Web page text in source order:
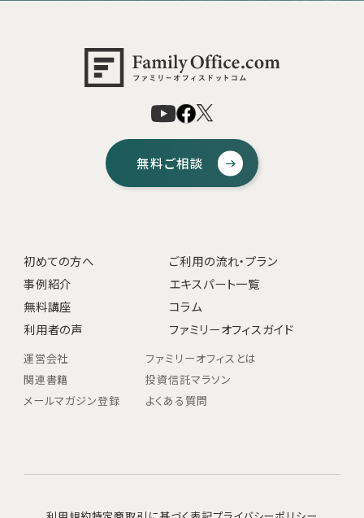
無料ご相談
初めての方へ
ご利用の流れ・プラン
事例紹介
エキスパート一覧
無料講座
コラム
利用者の声
ファミリーオフィスガイド
運営会社
ファミリーオフィスとは
関連書籍
投資信託マラソン
メールマガジン登録
よくある質問